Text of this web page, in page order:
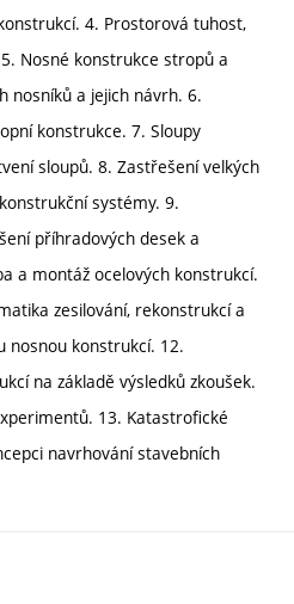
4. Prostorová tuhost,
Nosné konstrukce stropů a
nosníků a jejich návrh. 6.
konstrukce. 7. Sloupy
sloupů. 8. Zastřešení velkých
systémy. 9.
příhradových desek a
a montáž ocelových konstrukcí.
zesilování, rekonstrukcí a
nosnou konstrukcí. 12.
na základě výsledků zkoušek.
13. Katastrofické
navrhování stavebních